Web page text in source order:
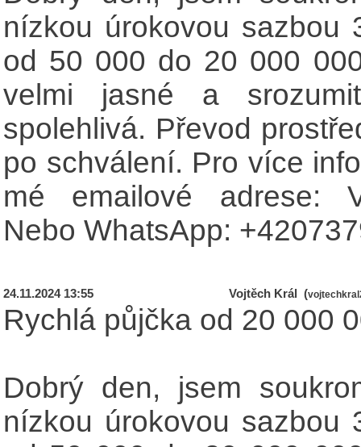
nízkou úrokovou sazbou
od 50 000 do 20 000
velmi jasné a
spolehlivá. Převod
po schválení. Pro více
mé emailové adrese:
Nebo WhatsApp:
24.11.2024 13:55 Vojtěch Král (
Rychlá půjčka od 20 000
Dobrý den, jsem
nízkou úrokovou sazbou